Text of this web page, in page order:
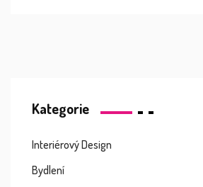
Kategorie
Interiérový Design
Bydlení